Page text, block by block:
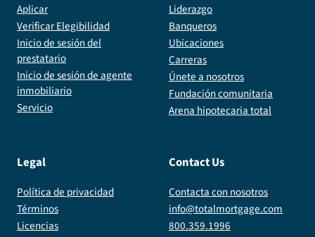
Aplicar
Verificar Elegibilidad
Inicio de sesión del
prestatario
Inicio de sesión de agente
inmobiliario
Servicio
Liderazgo
Banqueros
Ubicaciones
Carreras
Únete a nosotros
Fundación comunitaria
Arena hipotecaria total
Legal
Política de privacidad
Términos
Licencias
Contact Us
Contacta con nosotros
info@totalmortgage.com
800.359.1996